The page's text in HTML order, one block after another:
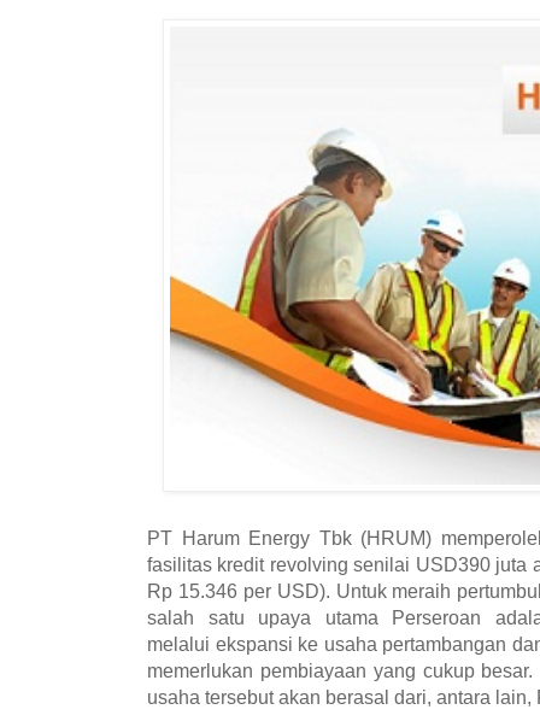
PT Harum Energy Tbk (HRUM)
fasilitas kredit revolving senilai USD390 juta
Rp 15.346 per USD). Untuk meraih
salah satu upaya utama Perseroan
melalui ekspansi ke usaha pertambangan
memerlukan pembiayaan yang cukup
usaha tersebut akan berasal dari, antara